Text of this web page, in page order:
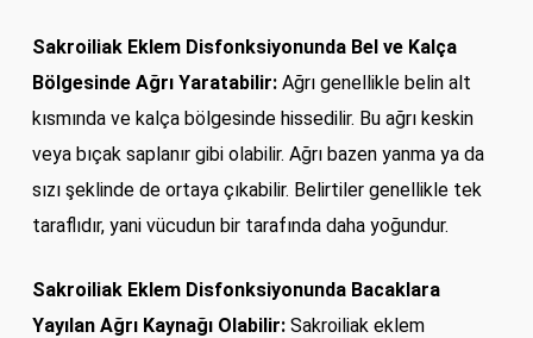
Sakroiliak Eklem Disfonksiyonunda Bel ve Kalça
Bölgesinde Ağrı Yaratabilir:Ağrı genellikle belin alt
kısmında ve kalça bölgesinde hissedilir. Bu ağrı keskin
veya bıçak saplanır gibi olabilir. Ağrı bazen yanma ya da
sızı şeklinde de ortaya çıkabilir. Belirtiler genellikle tek
taraflıdır, yani vücudun bir tarafında daha yoğundur.
Sakroiliak Eklem Disfonksiyonunda Bacaklara
Yayılan Ağrı Kaynağı Olabilir:Sakroiliak eklem